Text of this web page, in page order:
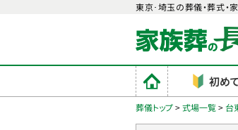
東京･埼玉の葬儀・葬式・
初め
葬儀トップ>式場一覧>台